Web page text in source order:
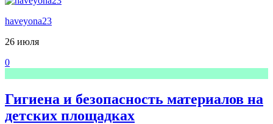
haveyona23
26 июля
0
Гигиена и безопасность материалов на
детских площадках